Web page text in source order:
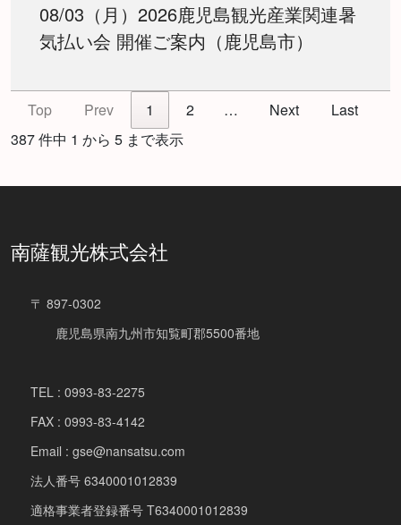
08/03（月）2026鹿児島観光産業関連暑
気払い会 開催ご案内（鹿児島市）
Top Prev 1 2 … Next
Last
387 件中 1 から 5 まで表示
南薩観光株式会社
〒 897-0302
鹿児島県南九州市知覧町郡5500番地
TEL : 0993-83-2275
FAX : 0993-83-4142
Email : gse@nansatsu.com
法人番号 6340001012839
適格事業者登録番号 T6340001012839